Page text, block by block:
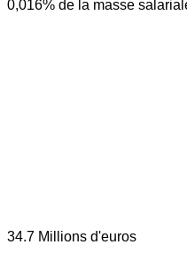
0,016% de la masse
34.7 Millions d'euros